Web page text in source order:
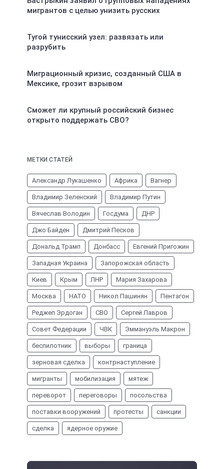
мигрантов с целью унизить русских
Тугой тунисский узел: развязать или
разрубить
Миграционный кризис, созданный США в
Мексике, грозит взрывом
Сможет ли крупный российский бизнес
открыто поддержать СВО?
МЕТКИ СТАТЕЙ
Александр Лукашенко Африка Вагнер
Владимир Зеленский Владимир Путин
Вячеслав Володин Госдума ДНР
Джо Байден Дмитрий Песков
Дональд Трамп Донбасс Евгений Пригожин
Западная Украина Запорожская область
Киев Крым ЛНР Мария Захарова
Москва НАТО Никол Пашинян Пентагон
Реджеп Эрдоган СВО Сергей Лавров
Совет Федерации ЧВК Эммануэль Макрон
беспилотник выборы граница
зерновая сделка контрнаступление
мигранты мобилизация мятеж
переворот переговоры посольства
поставки вооружений протесты санкции
сделка ядерное оружие